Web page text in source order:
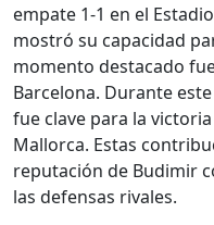
empate 1-1 en el
mostró su capacidad
momento destacado
Barcelona. Durante
fue clave para la
Mallorca. Estas
reputación de Budimir
las defensas rivales.